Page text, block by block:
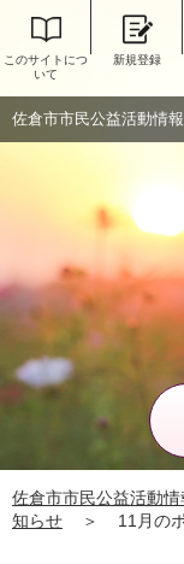
このサイトにつ
いて
新規登録
佐倉市市民公益活動情
佐倉市市民公益活動情
知らせ
＞ 11月の